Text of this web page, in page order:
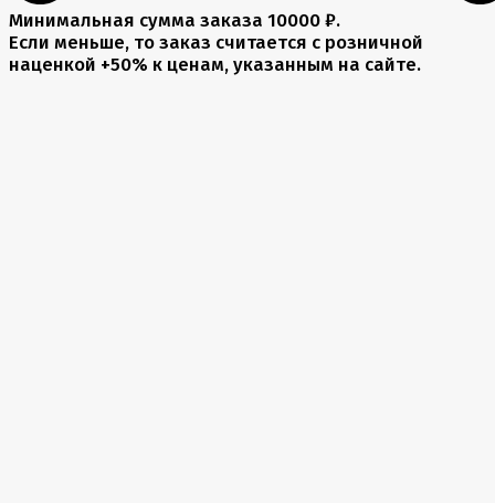
Минимальная сумма заказа 10000 ₽.
Если меньше, то заказ считается с розничной
наценкой +50% к ценам, указанным на сайте.